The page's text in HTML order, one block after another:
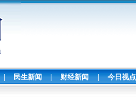
| 民生新闻 | 财经新闻 | 今日视点